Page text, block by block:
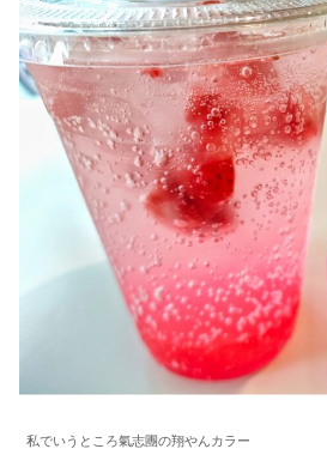
私でいうところ氣志團の翔やんカラー